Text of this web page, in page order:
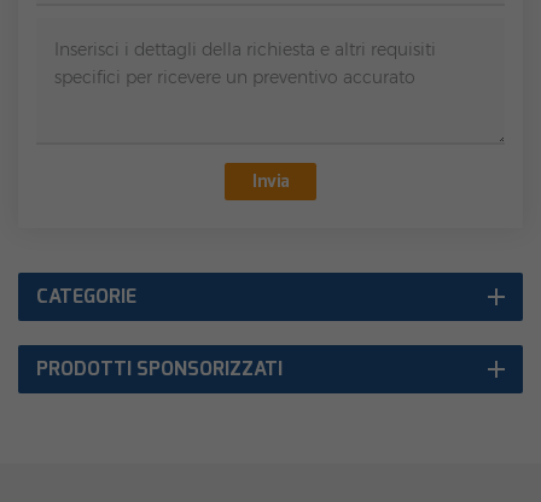
Invia
CATEGORIE
PRODOTTI SPONSORIZZATI